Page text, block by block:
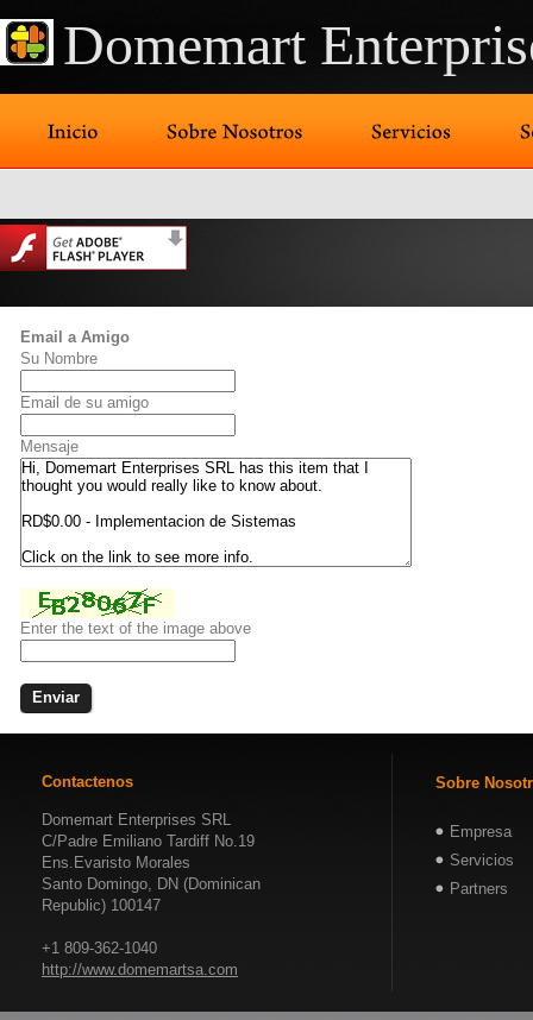
Domemart
Email a Amigo
Su Nombre
Email de su amigo
Mensaje
Enter the text of the image above
Contactenos
Domemart Enterprises SRL
C/Padre Emiliano Tardiff No.19
Ens.Evaristo Morales
Santo Domingo, DN (Dominican
Republic) 100147
+1 809-362-1040
http://www.domemartsa.com
Sobre
Empresa
Servicios
Partners